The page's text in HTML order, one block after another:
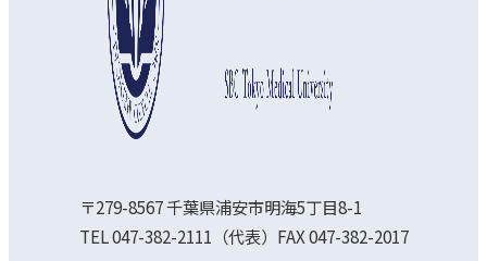
〒279-8567 千葉県浦安市明海5丁目8-1
TEL 047-382-2111（代表）FAX 047-382-2017